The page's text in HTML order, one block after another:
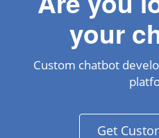
your
Custom chatbot
Get